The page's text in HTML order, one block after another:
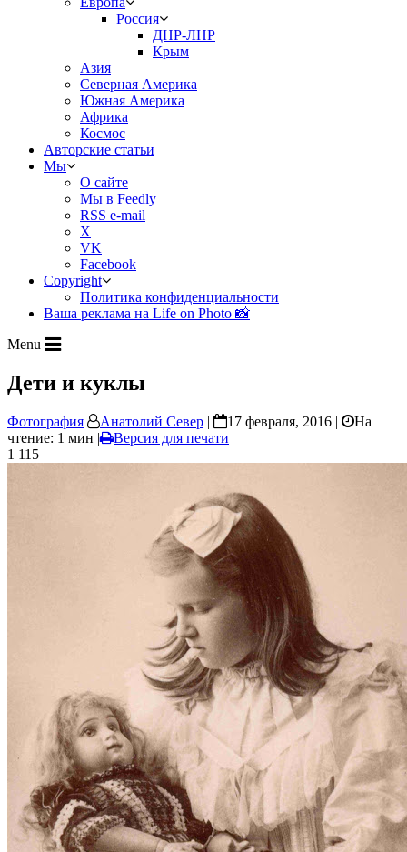
Россия
ДНР-ЛНР
Крым
Азия
Северная Америка
Южная Америка
Африка
Космос
Авторские статьи
Мы
О сайте
Мы в Feedly
RSS e-mail
X
VK
Facebook
Copyright
Политика конфиденциальности
Ваша реклама на Life on Photo 📸
Menu
Дети и куклы
Фотография Анатолий Север | 17 февраля, 2016 |
На
чтение: 1 мин |
Версия для печати
1 115